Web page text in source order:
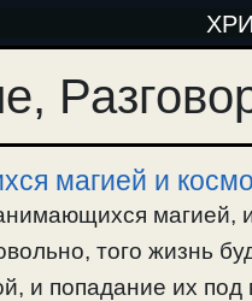
магией и
магией,
того жизнь
и попадание их